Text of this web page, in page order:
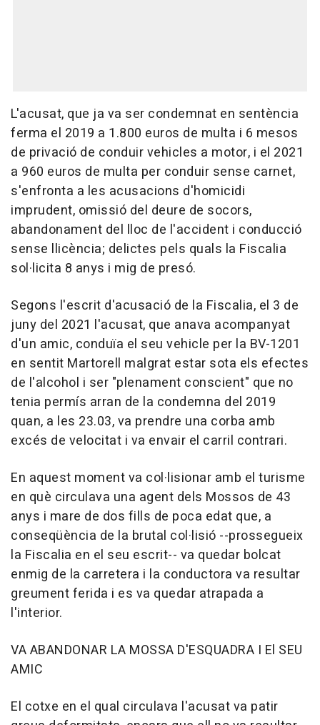
L'acusat, que ja va ser condemnat en sentència
ferma el 2019 a 1.800 euros de multa i 6 mesos
de privació de conduir vehicles a motor, i el 2021
a 960 euros de multa per conduir sense carnet,
s'enfronta a les acusacions d'homicidi
imprudent, omissió del deure de socors,
abandonament del lloc de l'accident i conducció
sense llicència; delictes pels quals la Fiscalia
sol·licita 8 anys i mig de presó.
Segons l'escrit d'acusació de la Fiscalia, el 3 de
juny del 2021 l'acusat, que anava acompanyat
d'un amic, conduïa el seu vehicle per la BV-1201
en sentit Martorell malgrat estar sota els efectes
de l'alcohol i ser "plenament conscient" que no
tenia permís arran de la condemna del 2019
quan, a les 23.03, va prendre una corba amb
excés de velocitat i va envair el carril contrari.
En aquest moment va col·lisionar amb el turisme
en què circulava una agent dels Mossos de 43
anys i mare de dos fills de poca edat que, a
conseqüència de la brutal col·lisió --prossegueix
la Fiscalia en el seu escrit-- va quedar bolcat
enmig de la carretera i la conductora va resultar
greument ferida i es va quedar atrapada a
l'interior.
VA ABANDONAR LA MOSSA D'ESQUADRA I El SEU
AMIC
El cotxe en el qual circulava l'acusat va patir